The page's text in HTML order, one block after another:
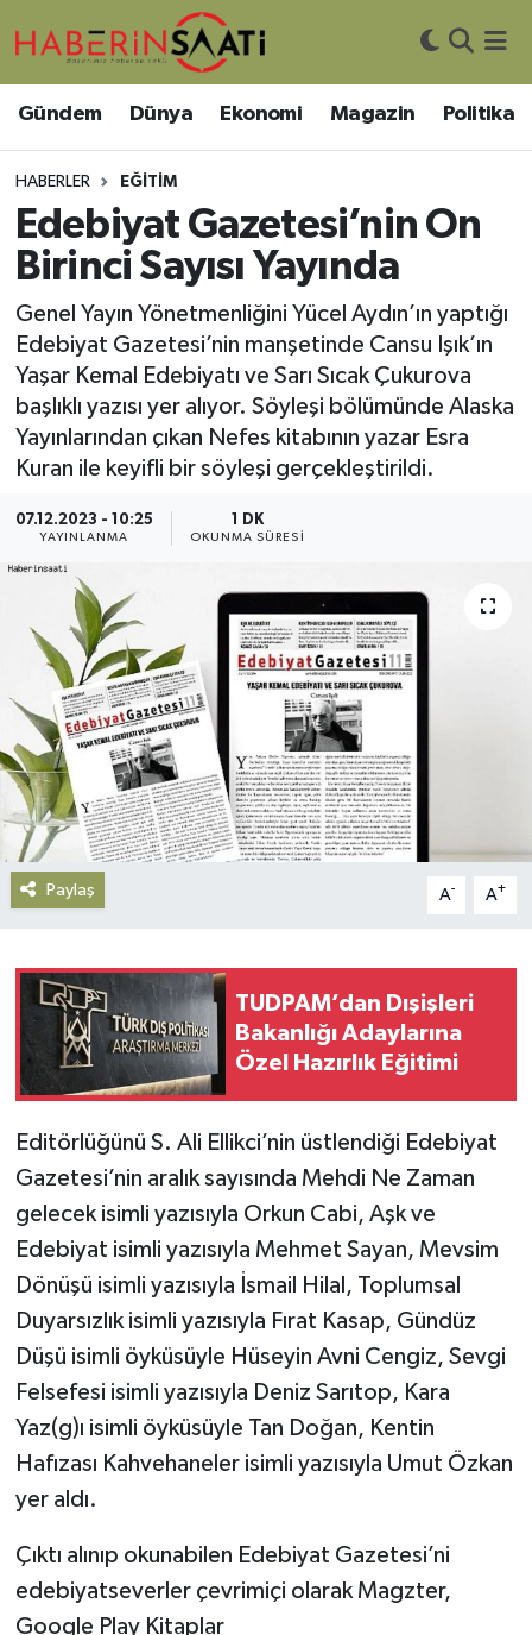
Gündem Dünya Ekonomi Magazin Politika
HABERLER EĞITIM
Edebiyat Gazetesi’nin On
Birinci Sayısı Yayında
Genel Yayın Yönetmenliğini Yücel Aydın’ın yaptığı
Edebiyat Gazetesi’nin manşetinde Cansu Işık’ın
Yaşar Kemal Edebiyatı ve Sarı Sıcak Çukurova
başlıklı yazısı yer alıyor. Söyleşi bölümünde Alaska
Yayınlarından çıkan Nefes kitabının yazar Esra
Kuran ile keyifli bir söyleşi gerçekleştirildi.
07.12.2023 - 10:25
YAYINLANMA
1 DK
OKUNMA SÜRESI
Paylaş A- A+
TUDPAM’dan Dışişleri
Bakanlığı Adaylarına
Özel Hazırlık Eğitimi
Editörlüğünü S. Ali Ellikci’nin üstlendiği Edebiyat
Gazetesi’nin aralık sayısında Mehdi Ne Zaman
gelecek isimli yazısıyla Orkun Cabi, Aşk ve
Edebiyat isimli yazısıyla Mehmet Sayan, Mevsim
Dönüşü isimli yazısıyla İsmail Hilal, Toplumsal
Duyarsızlık isimli yazısıyla Fırat Kasap, Gündüz
Düşü isimli öyküsüyle Hüseyin Avni Cengiz, Sevgi
Felsefesi isimli yazısıyla Deniz Sarıtop, Kara
Yaz(g)ı isimli öyküsüyle Tan Doğan, Kentin
Hafızası Kahvehaneler isimli yazısıyla Umut Özkan
yer aldı.
Çıktı alınıp okunabilen Edebiyat Gazetesi’ni
edebiyatseverler çevrimiçi olarak Magzter,
Google Play Kitaplar
Asayiş
Bilim ve Teknoloji
Çevre
DIŞ HABER
Dünya
Eğitim
Genel
Gündem
Haberde İnsan
Kültür-Sanat
Magazin
Podcast
Politika
Siyaset
Spor
Nöbetçi Eczaneler
Hava Durumu
Trafik Durumu
Süper Lig Puan Durumu ve Fikstür
Tüm Manşetler
Son Dakika Haberleri
Haber Arşivi